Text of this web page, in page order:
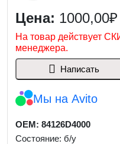
Цена: 1000,00₽
На товар действует
менеджера.
Написать
Мы на Avito
OEM: 84126D4000
Состояние: б/у